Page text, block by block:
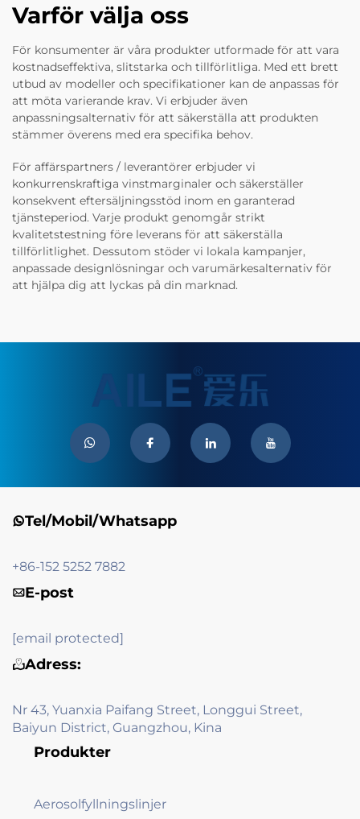
Varför välja oss
För konsumenter är våra produkter utformade för att vara
kostnadseffektiva, slitstarka och tillförlitliga. Med ett brett
utbud av modeller och specifikationer kan de anpassas för
att möta varierande krav. Vi erbjuder även
anpassningsalternativ för att säkerställa att produkten
stämmer överens med era specifika behov.
För affärspartners / leverantörer erbjuder vi
konkurrenskraftiga vinstmarginaler och säkerställer
konsekvent eftersäljningsstöd inom en garanterad
tjänsteperiod. Varje produkt genomgår strikt
kvalitetstestning före leverans för att säkerställa
tillförlitlighet. Dessutom stöder vi lokala kampanjer,
anpassade designlösningar och varumärkesalternativ för
att hjälpa dig att lyckas på din marknad.
Tel/Mobil/Whatsapp
+86-152 5252 7882
E-post
[email protected]
Adress:
Nr 43, Yuanxia Paifang Street, Longgui Street,
Baiyun District, Guangzhou, Kina
Produkter
Aerosolfyllningslinjer